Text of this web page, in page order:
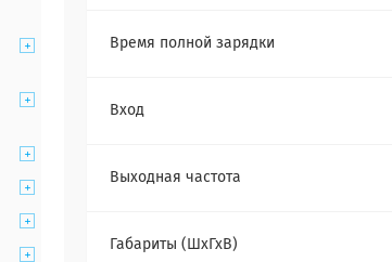
Время полной зарядки
Вход
Выходная частота
Габариты (ШхГхВ)